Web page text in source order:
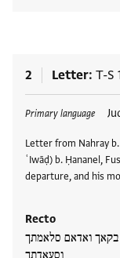
2 Letter T-S
Primary language
Letter from Nahray
ʿIwāḍ) b. Ḥananel,
departure, and his
Recto
בקאך ואדאם סלאמתך
Tags